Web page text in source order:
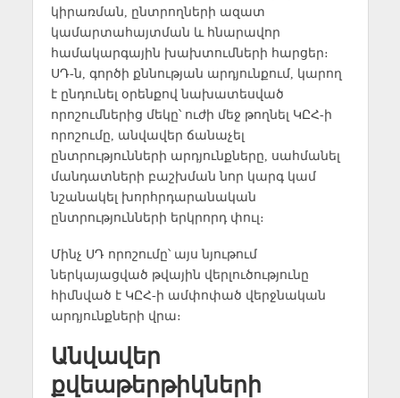
կիրառման, ընտրողների ազատ
կամարտահայտման և հնարավոր
համակարգային խախտումների հարցեր։
ՍԴ-ն, գործի քննության արդյունքում, կարող
է ընդունել օրենքով նախատեսված
որոշումներից մեկը՝ ուժի մեջ թողնել ԿԸՀ-ի
որոշումը, անվավեր ճանաչել
ընտրությունների արդյունքները, սահմանել
մանդատների բաշխման նոր կարգ կամ
նշանակել խորհրդարանական
ընտրությունների երկրորդ փուլ։
Մինչ ՍԴ որոշումը՝ այս նյութում
ներկայացված թվային վերլուծությունը
հիմնված է ԿԸՀ-ի ամփոփած վերջնական
արդյունքների վրա։
Անվավեր
քվեաթերթիկների